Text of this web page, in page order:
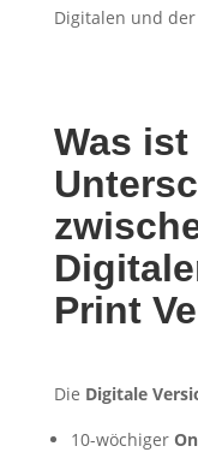
Digitalen und
Was ist
Print
Die Digitale
10-wöchiger